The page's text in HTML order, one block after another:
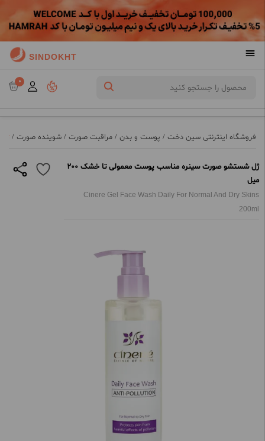
SINDOKHT
0
فروشگاه اینترنتی سین دخت / پوست و بدن / مراقبت صورت / شوینده صورت / ژل
ژل شستشو صورت سینره مناسب پوست معمولی تا خشک 200
میل
Cinere Gel Face Wash Daily For Normal And Dry Skins
200ml